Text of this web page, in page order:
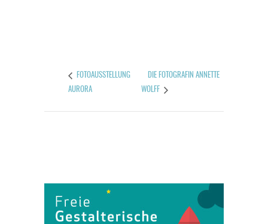
FOTOAUSSTELLUNG
AURORA
DIE FOTOGRAFIN ANNETTE
WOLFF